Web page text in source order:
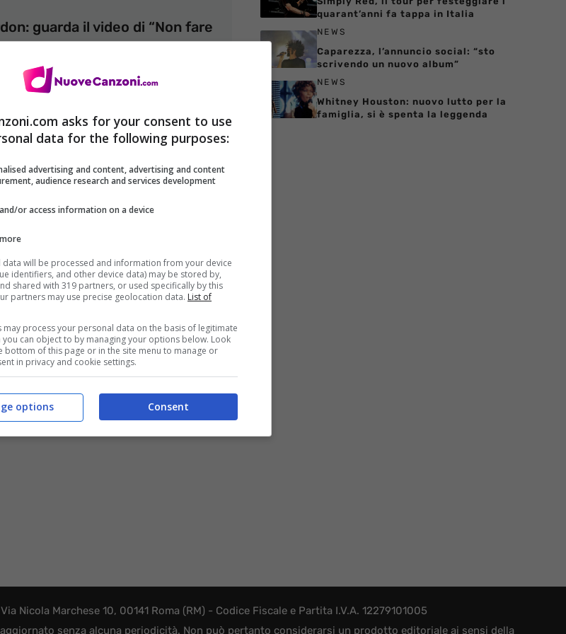
guarda il video di “Non fare
quarant’anni fa tappa in Italia
NEWS
Caparezza, l’annuncio social: “sto
scrivendo un nuovo album”
NEWS
Whitney Houston: nuovo lutto per la
famiglia, si è spenta la leggenda
Nicola Marchese 10, 00141 Roma (RM) - Codice Fiscale e Partita I.V.A. 12279101005
senza alcuna periodicità. Non può pertanto considerarsi un prodotto editoriale ai sensi della
asks for your consent to use
data for the following purposes:
advertising and content, advertising and content
audience research and services development
or access information on a device
data will be processed and information from your device
identifiers, and other device data) may be stored by,
shared with 319 partners, or used specifically by this
partners may use precise geolocation data. List of
may process your personal data on the basis of legitimate
you can object to by managing your options below. Look
bottom of this page or in the site menu to manage or
in privacy and cookie settings.
Consent
options